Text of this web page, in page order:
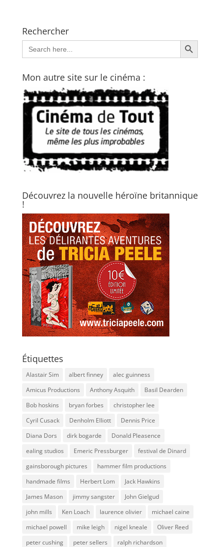
Rechercher
Search
for:
Search Button
Mon autre site sur le cinéma :
Découvrez la nouvelle héroïne britannique
!
Étiquettes
Alastair Sim albert finney
alec guinness
Amicus Productions
Anthony Asquith
Basil Dearden
Bob hoskins
bryan forbes
christopher lee
Cyril Cusack
Denholm Elliott
Dennis Price
Diana Dors
dirk bogarde
Donald Pleasence
ealing studios
Emeric Pressburger
festival de Dinard
gainsborough pictures
hammer film productions
handmade films
Herbert Lom
Jack Hawkins
James Mason
jimmy sangster
John Gielgud
john mills
Ken Loach laurence olivier
michael caine
michael powell
mike leigh nigel kneale
Oliver Reed
peter cushing
peter sellers
ralph richardson